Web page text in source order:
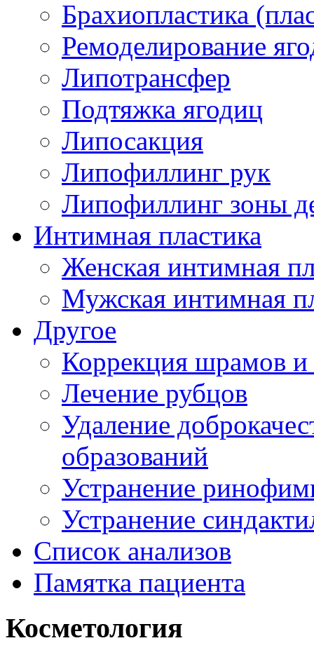
Брахиопластика
Ремоделирование
Липотрансфер
Подтяжка ягодиц
Липосакция
Липофиллинг рук
Липофиллинг зоны
Интимная пластика
Женская интимная
Мужская интимная
Другое
Коррекция шрамов и
Лечение рубцов
Удаление
образований
Устранение
Устранение
Список анализов
Памятка пациента
Косметология